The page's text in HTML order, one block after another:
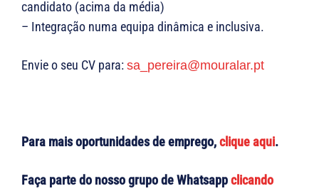
candidato (acima da média)
– Integração numa equipa dinâmica e inclusiva.
Envie o seu CV para: sa_pereira@mouralar.pt
Para mais oportunidades de emprego,clique aqui.
Faça parte do nosso grupo de Whatsappclicando